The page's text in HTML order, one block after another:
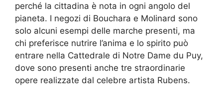
perché la cittadina è nota in ogni angolo del
pianeta. I negozi di Bouchara e Molinard sono
solo alcuni esempi delle marche presenti, ma
chi preferisce nutrire l’anima e lo spirito può
entrare nella Cattedrale di Notre Dame du Puy,
dove sono presenti anche tre straordinarie
opere realizzate dal celebre artista Rubens.